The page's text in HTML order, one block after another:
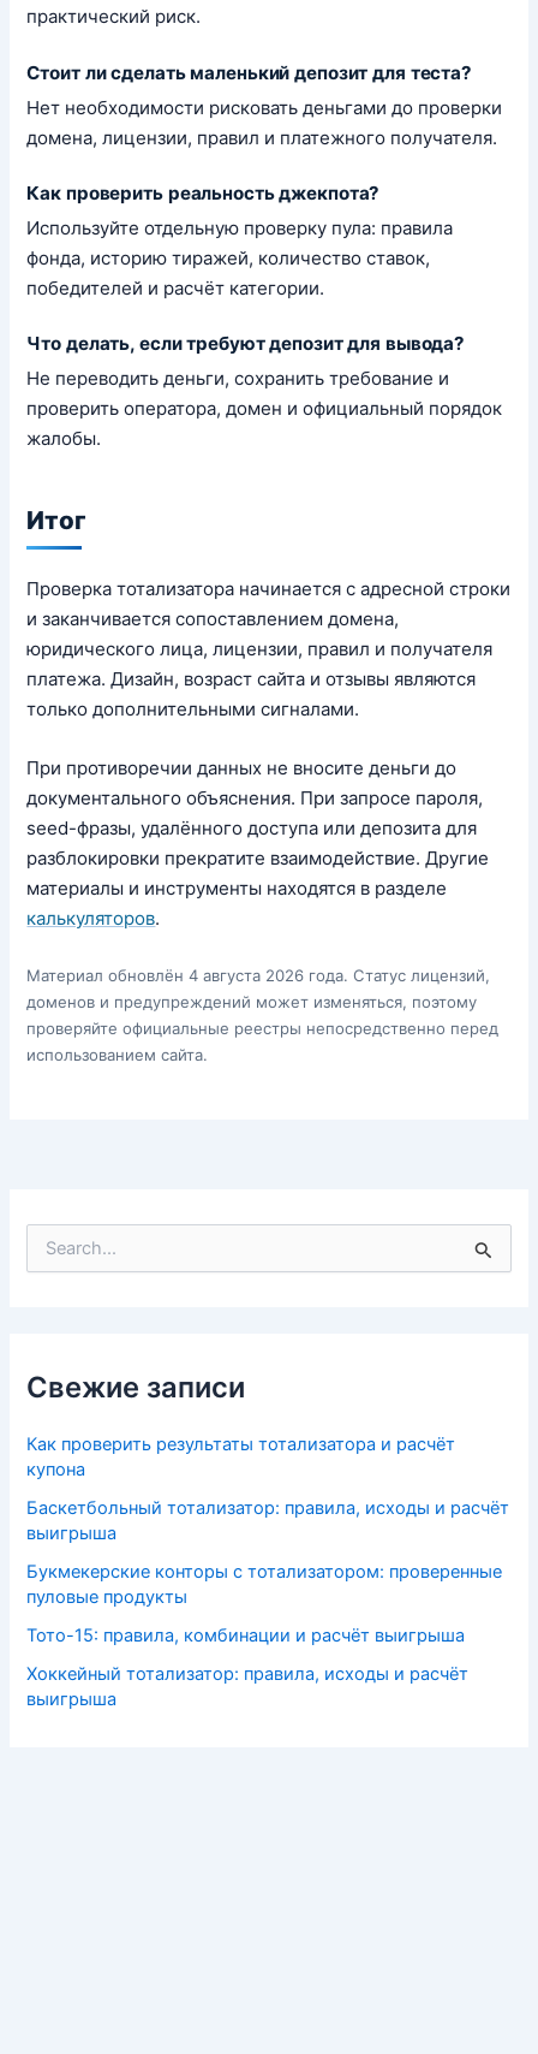
практический риск.
Стоит ли сделать маленький депозит для теста?
Нет необходимости рисковать деньгами до проверки
домена, лицензии, правил и платежного получателя.
Как проверить реальность джекпота?
Используйте отдельную проверку пула: правила
фонда, историю тиражей, количество ставок,
победителей и расчёт категории.
Что делать, если требуют депозит для вывода?
Не переводить деньги, сохранить требование и
проверить оператора, домен и официальный порядок
жалобы.
Итог
Проверка тотализатора начинается с адресной строки
и заканчивается сопоставлением домена,
юридического лица, лицензии, правил и получателя
платежа. Дизайн, возраст сайта и отзывы являются
только дополнительными сигналами.
При противоречии данных не вносите деньги до
документального объяснения. При запросе пароля,
seed-фразы, удалённого доступа или депозита для
разблокировки прекратите взаимодействие. Другие
материалы и инструменты находятся в разделе
калькуляторов.
Материал обновлён 4 августа 2026 года. Статус лицензий,
доменов и предупреждений может изменяться, поэтому
проверяйте официальные реестры непосредственно перед
использованием сайта.
Свежие записи
Как проверить результаты тотализатора и расчёт
купона
Баскетбольный тотализатор: правила, исходы и расчёт
выигрыша
Букмекерские конторы с тотализатором: проверенные
пуловые продукты
Тото-15: правила, комбинации и расчёт выигрыша
Хоккейный тотализатор: правила, исходы и расчёт
выигрыша